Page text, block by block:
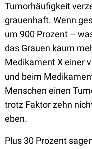
Tumorhäufigkeit
grauenhaft. Wenn
um 900 Prozent –
das Grauen kaum
Medikament X einer
und beim
Menschen einen
trotz Faktor zehn
eben.
Plus 30 Prozent